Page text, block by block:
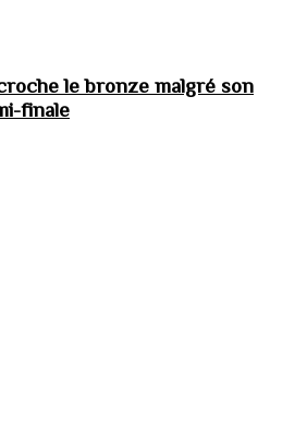
le bronze malgré son
finale